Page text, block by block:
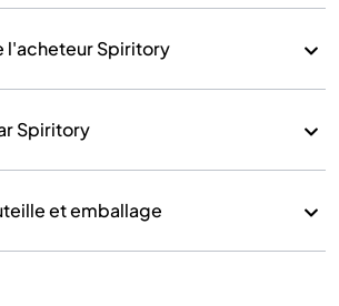
l'acheteur Spiritory
Spiritory
et emballage